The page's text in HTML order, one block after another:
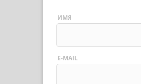
ИМЯ
E-MAIL